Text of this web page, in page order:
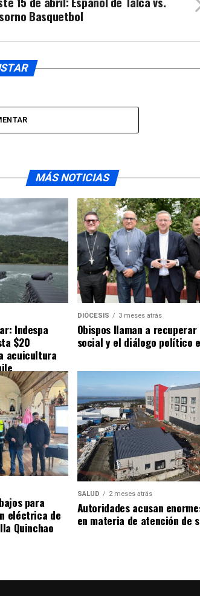
Basquetbol
MÁS NOTICIAS
Indespa
$20
acuicultura
DIÓCESIS 3 meses atrás
Obispos llaman a recuperar
social y el diálogo político
para
eléctrica de
Quinchao
SALUD 2 meses atrás
Autoridades acusan
en materia de atención de